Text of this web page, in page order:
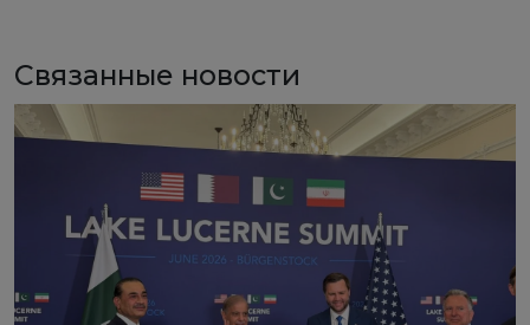
Связанные новости